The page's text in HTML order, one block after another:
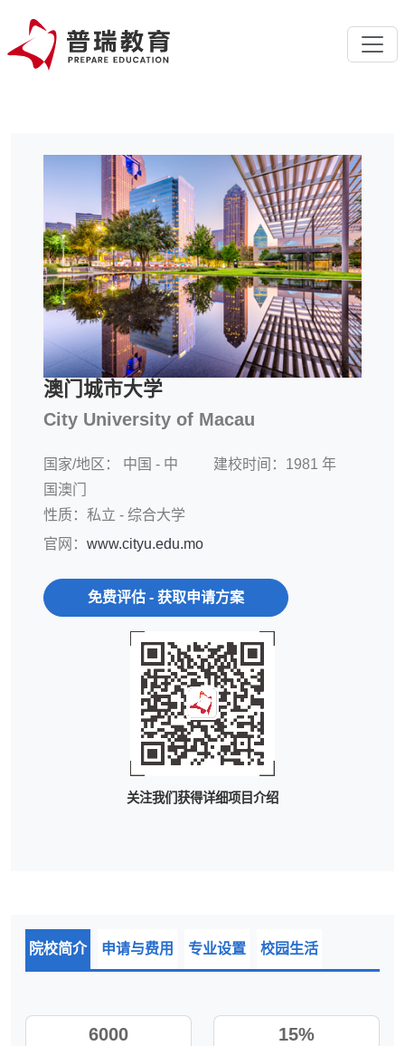
澳门城市大学
City University of Macau
国家/地区： 中国 - 中
国澳门
性质：私立 - 综合大学
建校时间：1981 年
官网： www.cityu.edu.mo
免费评估 - 获取申请方案
关注我们获得详细项目介绍
院校简介 申请与费用 专业设置 校园生活
6000 15%